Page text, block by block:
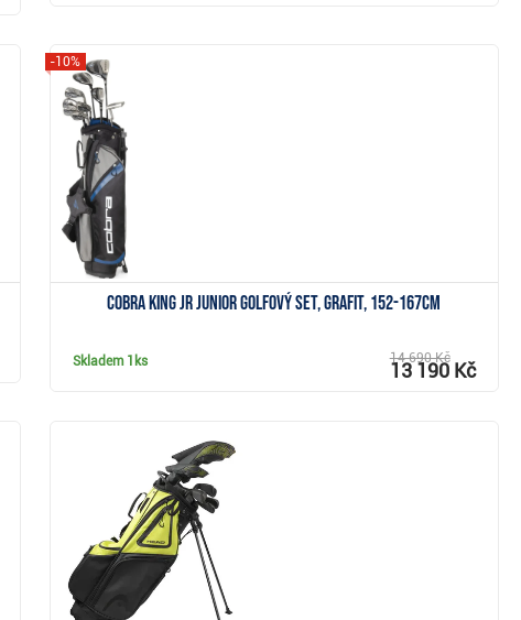
Cobra KING JR junior golfový set, grafit, 152-167cm
-10%
Skladem 1ks 14 690 Kč
13 190 Kč